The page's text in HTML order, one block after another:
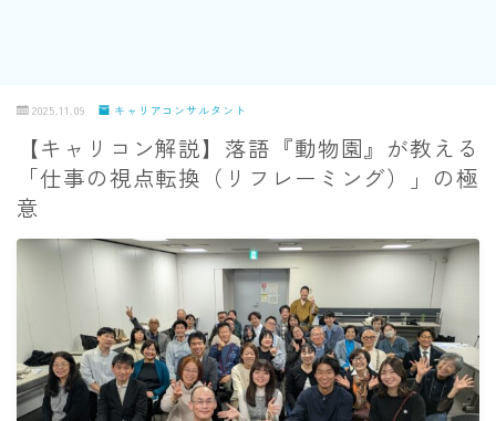
2025.11.09 キャリアコンサルタント
【キャリコン解説】落語『動物園』が教える
「仕事の視点転換（リフレーミング）」の極
意